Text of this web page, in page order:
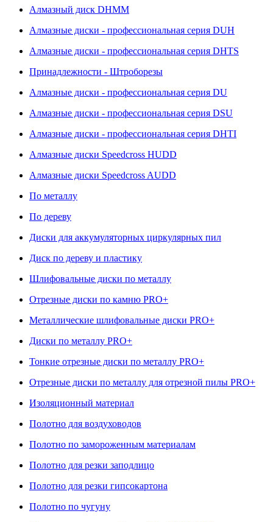
Алмазный диск DHMM
Алмазные диски - профессиональная серия DUH
Алмазные диски - профессиональная серия DHTS
Принадлежности - Штроборезы
Алмазные диски - профессиональная серия DU
Алмазные диски - профессиональная серия DSU
Алмазные диски - профессиональная серия DHTI
Алмазные диски Speedcross HUDD
Алмазные диски Speedcross AUDD
По металлу
По дереву
Диски для аккумуляторных циркулярных пил
Диск по дереву и пластику
Шлифовальные диски по металлу
Отрезные диски по камню PRO+
Металлические шлифовальные диски PRO+
Диски по металлу PRO+
Тонкие отрезные диски по металлу PRO+
Отрезные диски по металлу для отрезной пилы PRO+
Изоляционный материал
Полотно для воздуховодов
Полотно по замороженным материалам
Полотно для резки заподлицо
Полотно для резки гипсокартона
Полотно по чугуну